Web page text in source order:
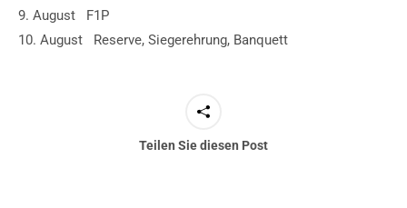
9. August F1P
10. August Reserve, Siegerehrung, Banquett
Teilen Sie diesen Post